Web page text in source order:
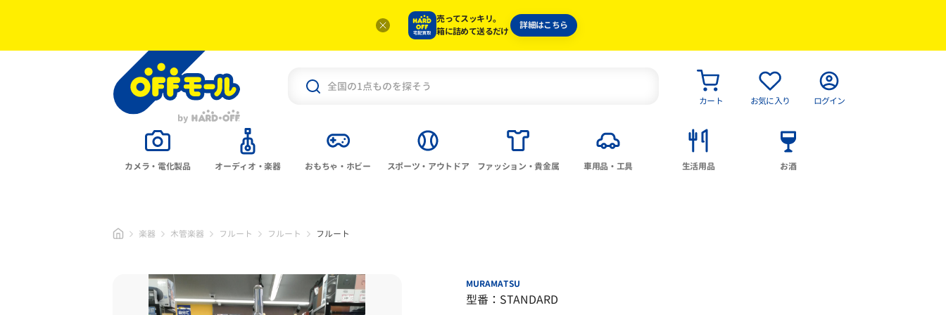
売ってスッキリ。
箱に詰めて送るだけ
詳細はこちら
カート お気に入り ログイン
カメラ・電化製品 オーディオ・楽器 おもちゃ・ホビー スポーツ・アウトドア ファッション・貴金属 車用品・工具 生活用品 お酒
楽器 木管楽器 フルート フルート フルート
MURAMATSU
型番：STANDARD